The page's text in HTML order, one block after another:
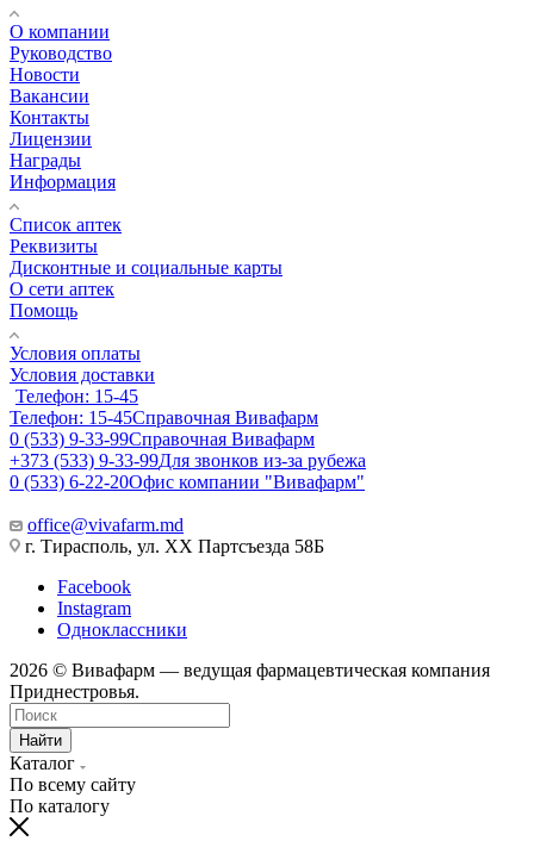
О компании
Руководство
Новости
Вакансии
Контакты
Лицензии
Награды
Информация
Список аптек
Реквизиты
Дисконтные и социальные карты
О сети аптек
Помощь
Условия оплаты
Условия доставки
Телефон: 15-45
Телефон: 15-45Справочная Вивафарм
0 (533) 9-33-99Справочная Вивафарм
+373 (533) 9-33-99Для звонков из-за рубежа
0 (533) 6-22-20Офис компании "Вивафарм"
office@vivafarm.md
г. Тирасполь, ул. ХХ Партсъезда 58Б
Facebook
Instagram
Одноклассники
2026 © Вивафарм — ведущая фармацевтическая компания
Приднестровья.
Найти
Каталог
По всему сайту
По каталогу